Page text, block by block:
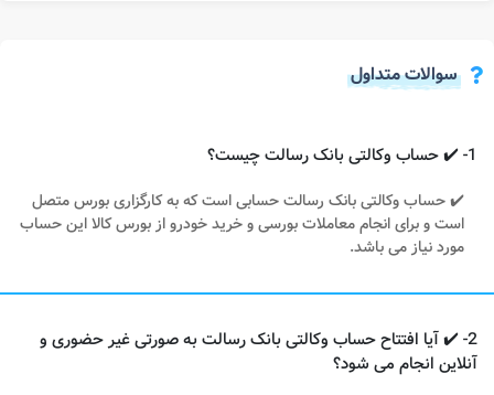
سوالات متداول
1- ✔️ حساب وکالتی بانک رسالت چیست؟
✔️ حساب وکالتی بانک رسالت حسابی است که به کارگزاری بورس متصل
است و برای انجام معاملات بورسی و خرید خودرو از بورس کالا این حساب
مورد نیاز می باشد.
2- ✔️ آیا افتتاح حساب وکالتی بانک رسالت به صورتی غیر حضوری و
آنلاین انجام می شود؟